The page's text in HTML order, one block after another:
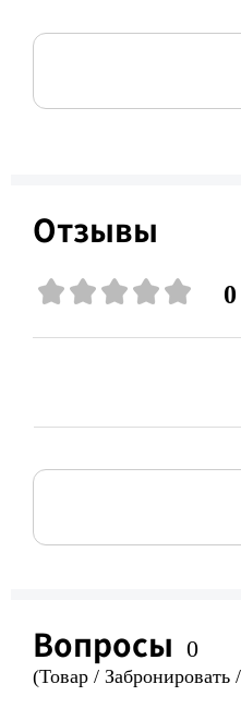
Отзывы
0
Вопросы 0
(Товар / Забронировать